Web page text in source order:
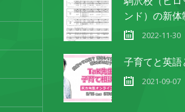
ンド）の新体
2022-11-30
子育てと英語
2021-09-07